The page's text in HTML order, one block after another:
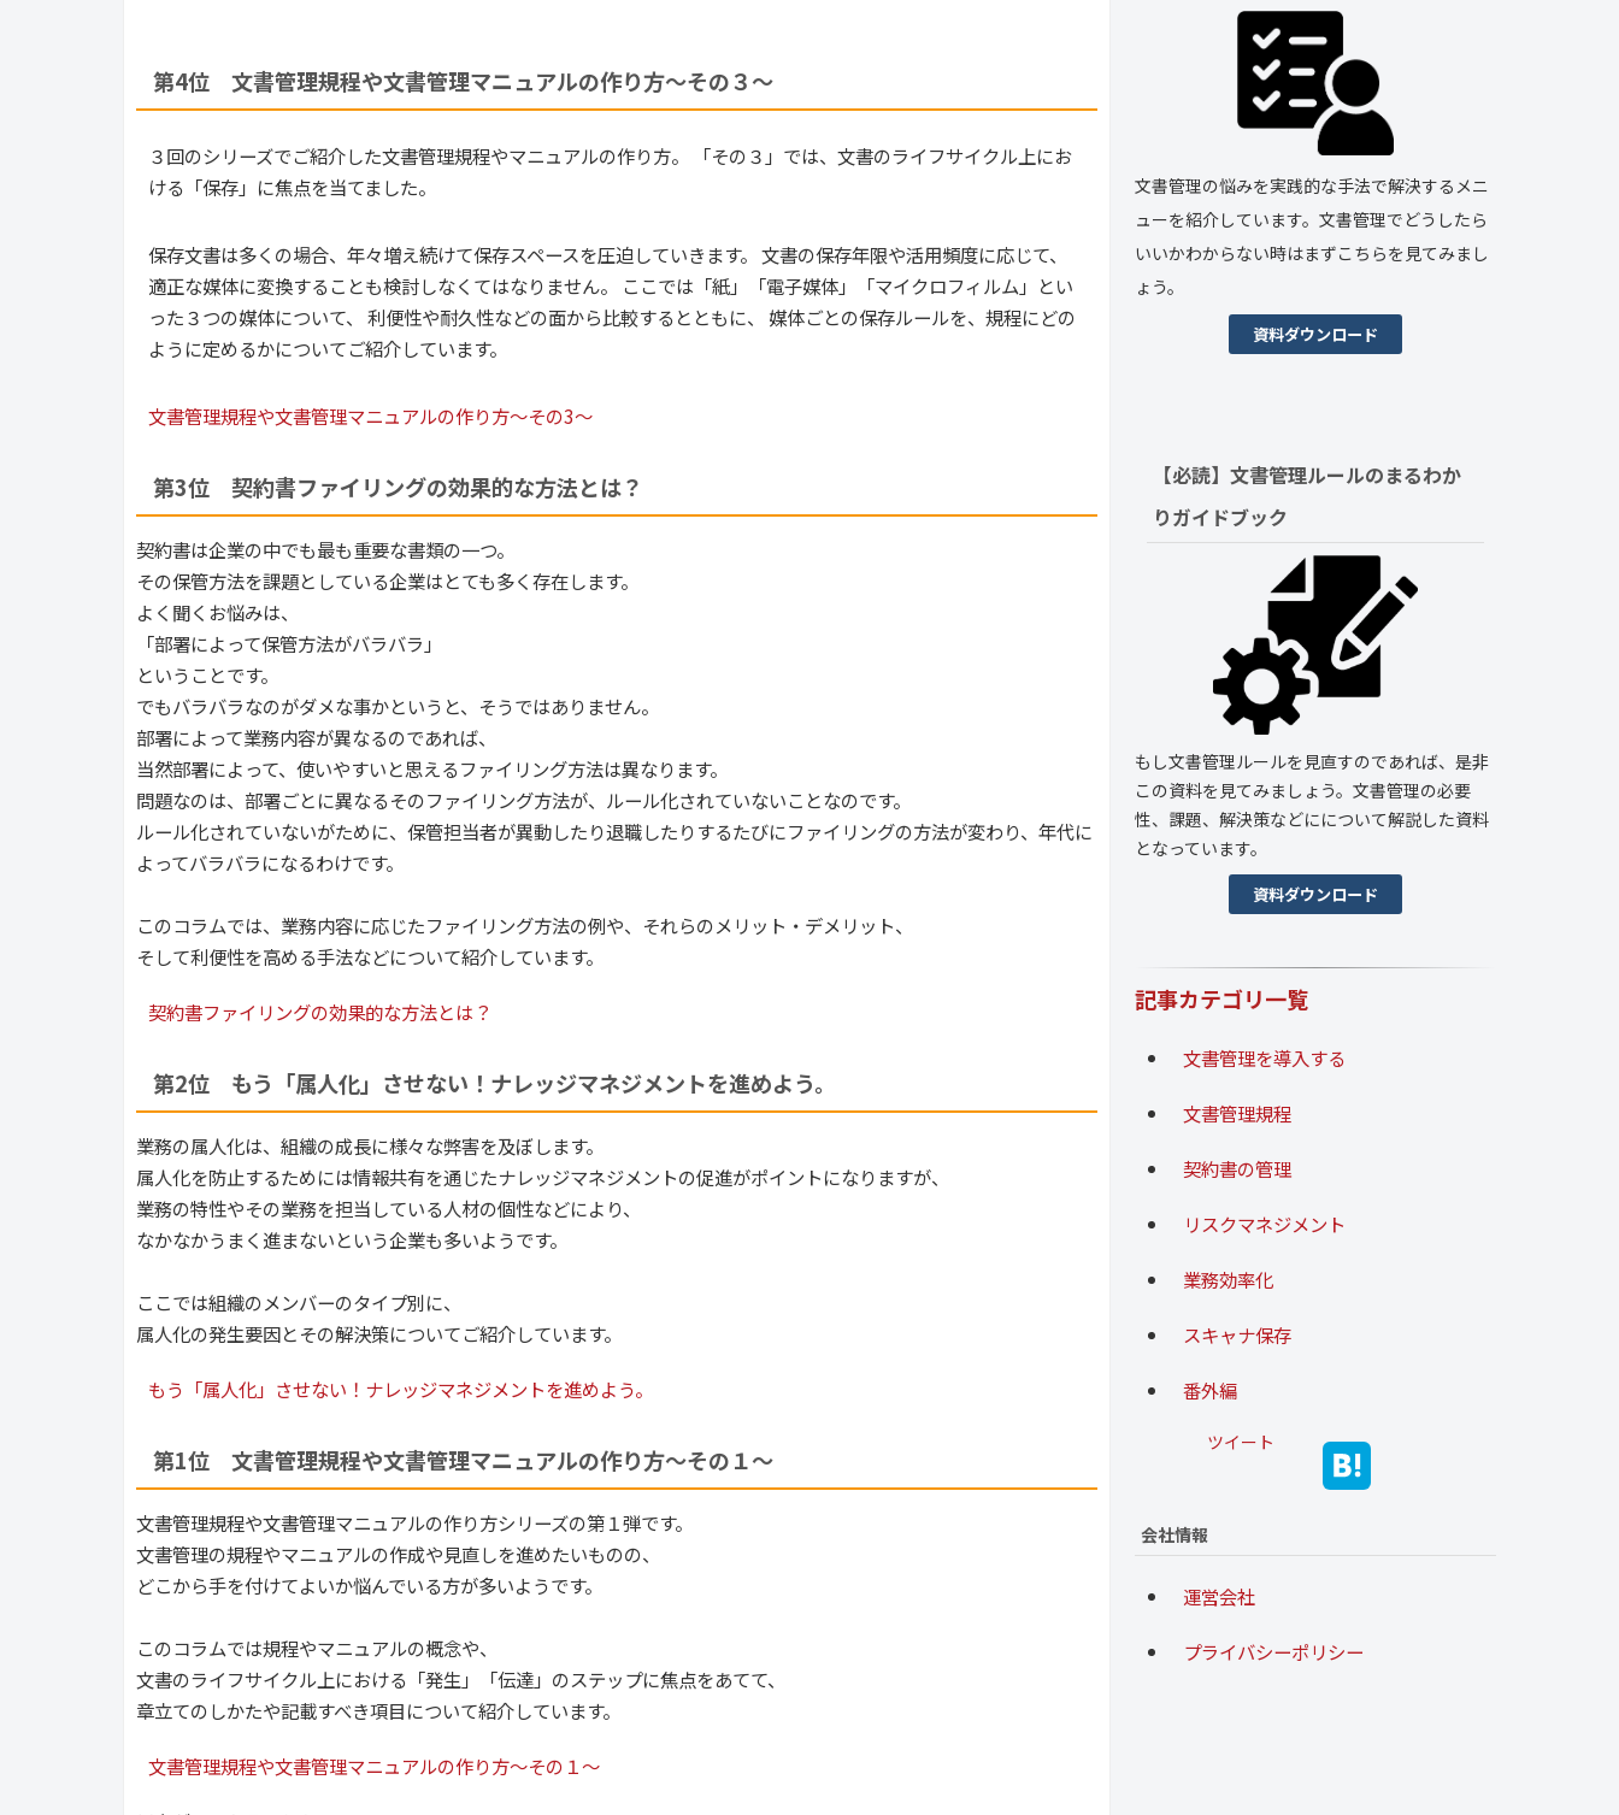
第4位 文書管理規程や文書管理マニュアルの作り方～その３～
３回のシリーズでご紹介した文書管理規程やマニュアルの作り方。 「その３」では、文書のライフサイクル上にお
ける「保存」に焦点を当てました。
保存文書は多くの場合、年々増え続けて保存スペースを圧迫していきます。 文書の保存年限や活用頻度に応じて、
適正な媒体に変換することも検討しなくてはなりません。 ここでは「紙」「電子媒体」「マイクロフィルム」とい
った３つの媒体について、 利便性や耐久性などの面から比較するとともに、 媒体ごとの保存ルールを、規程にどの
ように定めるかについてご紹介しています。
文書管理規程や文書管理マニュアルの作り方～その3～
第3位　契約書ファイリングの効果的な方法とは？
契約書は企業の中でも最も重要な書類の一つ。
その保管方法を課題としている企業はとても多く存在します。
よく聞くお悩みは、
「部署によって保管方法がバラバラ」
ということです。
でもバラバラなのがダメな事かというと、そうではありません。
部署によって業務内容が異なるのであれば、
当然部署によって、使いやすいと思えるファイリング方法は異なります。
問題なのは、部署ごとに異なるそのファイリング方法が、ルール化されていないことなのです。
ルール化されていないがために、保管担当者が異動したり退職したりするたびにファイリングの方法が変わり、年代に
よってバラバラになるわけです。
このコラムでは、業務内容に応じたファイリング方法の例や、それらのメリット・デメリット、
そして利便性を高める手法などについて紹介しています。
契約書ファイリングの効果的な方法とは？
第2位　もう「属人化」させない！ナレッジマネジメントを進めよう。
業務の属人化は、組織の成長に様々な弊害を及ぼします。
属人化を防止するためには情報共有を通じたナレッジマネジメントの促進がポイントになりますが、
業務の特性やその業務を担当している人材の個性などにより、
なかなかうまく進まないという企業も多いようです。
ここでは組織のメンバーのタイプ別に、
属人化の発生要因とその解決策についてご紹介しています。
もう「属人化」させない！ナレッジマネジメントを進めよう。
第1位　文書管理規程や文書管理マニュアルの作り方～その１～
文書管理規程や文書管理マニュアルの作り方シリーズの第１弾です。
文書管理の規程やマニュアルの作成や見直しを進めたいものの、
どこから手を付けてよいか悩んでいる方が多いようです。
このコラムでは規程やマニュアルの概念や、
文書のライフサイクル上における「発生」「伝達」のステップに焦点をあてて、
章立てのしかたや記載すべき項目について紹介しています。
文書管理規程や文書管理マニュアルの作り方～その１～
文書管理の悩みを実践的な手法で解決するメニ
ューを紹介しています。文書管理でどうしたら
いいかわからない時はまずこちらを見てみまし
ょう。
資料ダウンロード
【必読】文書管理ルールのまるわか
りガイドブック
もし文書管理ルールを見直すのであれば、是非
この資料を見てみましょう。文書管理の必要
性、課題、解決策などにについて解説した資料
となっています。
資料ダウンロード
記事カテゴリ一覧
文書管理を導入する
文書管理規程
契約書の管理
リスクマネジメント
業務効率化
スキャナ保存
番外編
ツイート
会社情報
運営会社
プライバシーポリシー